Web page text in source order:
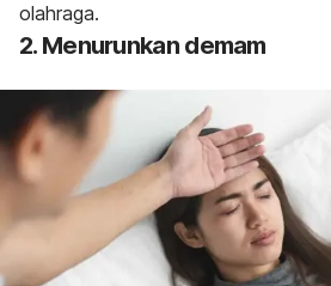
olahraga.
2. Menurunkan demam